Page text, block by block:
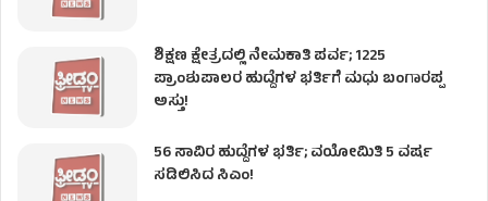
ಶಿಕ್ಷಣ ಕ್ಷೇತ್ರದಲ್ಲಿ ನೇಮಕಾತಿ ಪರ್ವ; 1225
ಪ್ರಾಂಶುಪಾಲರ ಹುದ್ದೆಗಳ ಭರ್ತಿಗೆ ಮಧು ಬಂಗಾರಪ್ಪ
ಅಸ್ತು!
56 ಸಾವಿರ ಹುದ್ದೆಗಳ ಭರ್ತಿ; ವಯೋಮಿತಿ 5 ವರ್ಷ
ಸಡಿಲಿಸಿದ ಸಿಎಂ!